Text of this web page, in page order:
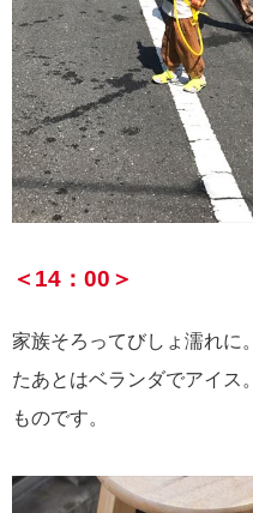
＜14：00＞
家族そろってびしょ濡れに
たあとはベランダでアイス
ものです。